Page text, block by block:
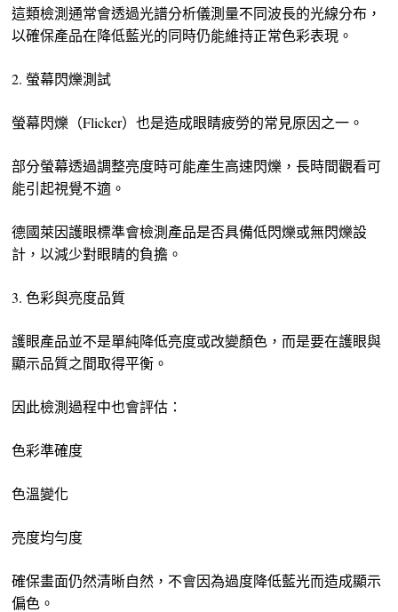
這類檢測通常會透過光譜分析儀測量不同波長的光線分布，
以確保產品在降低藍光的同時仍能維持正常色彩表現。
2. 螢幕閃爍測試
螢幕閃爍（Flicker）也是造成眼睛疲勞的常見原因之一。
部分螢幕透過調整亮度時可能產生高速閃爍，長時間觀看可
能引起視覺不適。
德國萊因護眼標準會檢測產品是否具備低閃爍或無閃爍設
計，以減少對眼睛的負擔。
3. 色彩與亮度品質
護眼產品並不是單純降低亮度或改變顏色，而是要在護眼與
顯示品質之間取得平衡。
因此檢測過程中也會評估：
色彩準確度
色溫變化
亮度均勻度
確保畫面仍然清晰自然，不會因為過度降低藍光而造成顯示
偏色。